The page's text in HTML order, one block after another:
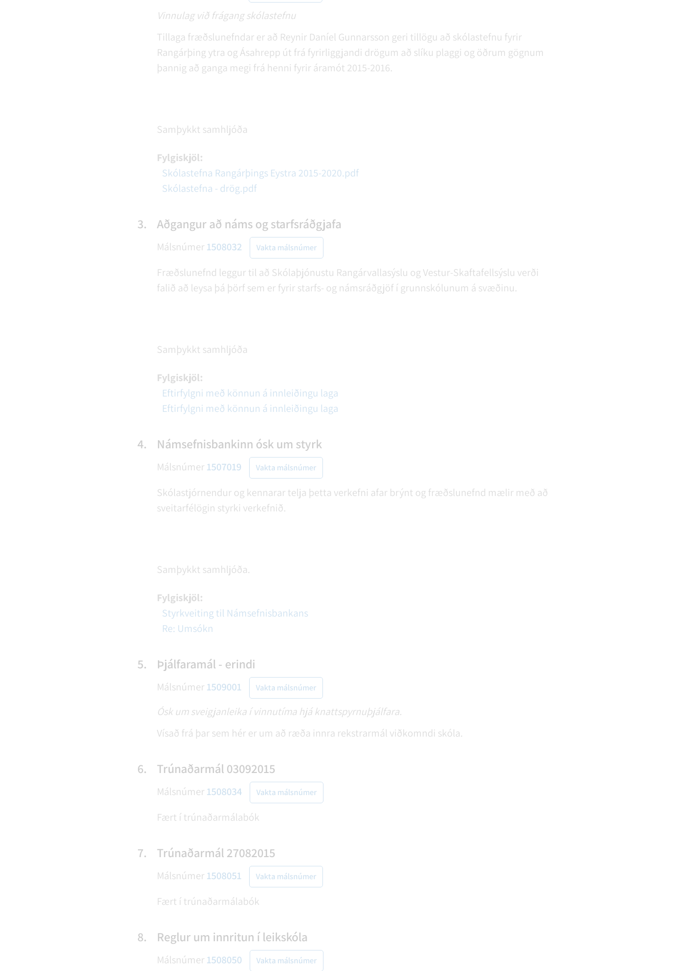
Vinnulag við frágang skólastefnu
Tillaga fræðslunefndar er að Reynir Daníel Gunnarsson geri tillögu að skólastefnu fyrir
Rangárþing ytra og Ásahrepp út frá fyrirliggjandi drögum að slíku plaggi og öðrum gögnum
þannig að ganga megi frá henni fyrir áramót 2015-2016.
Samþykkt samhljóða
Fylgiskjöl:
Skólastefna Rangárþings Eystra 2015-2020.pdf
Skólastefna - drög.pdf
3. Aðgangur að náms og starfsráðgjafa
Málsnúmer1508032 Vakta málsnúmer
Fræðslunefnd leggur til að Skólaþjónustu Rangárvallasýslu og Vestur-Skaftafellsýslu verði
falið að leysa þá þörf sem er fyrir starfs- og námsráðgjöf í grunnskólunum á svæðinu.
Samþykkt samhljóða
Fylgiskjöl:
Eftirfylgni með könnun á innleiðingu laga
Eftirfylgni með könnun á innleiðingu laga
4. Námsefnisbankinn ósk um styrk
Málsnúmer1507019 Vakta málsnúmer
Skólastjórnendur og kennarar telja þetta verkefni afar brýnt og fræðslunefnd mælir með að
sveitarfélögin styrki verkefnið.
Samþykkt samhljóða.
Fylgiskjöl:
Styrkveiting til Námsefnisbankans
Re: Umsókn
5. Þjálfaramál - erindi
Málsnúmer1509001 Vakta málsnúmer
Ósk um sveigjanleika í vinnutíma hjá knattspyrnuþjálfara.
Vísað frá þar sem hér er um að ræða innra rekstrarmál viðkomndi skóla.
6. Trúnaðarmál 03092015
Málsnúmer1508034 Vakta málsnúmer
Fært í trúnaðarmálabók
7. Trúnaðarmál 27082015
Málsnúmer1508051 Vakta málsnúmer
Fært í trúnaðarmálabók
8. Reglur um innritun í leikskóla
Málsnúmer1508050 Vakta málsnúmer